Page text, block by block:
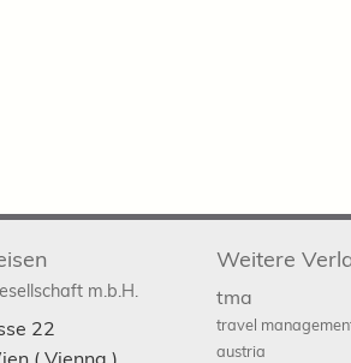
m.b.H.
22
Weitere
tma
travel
austria